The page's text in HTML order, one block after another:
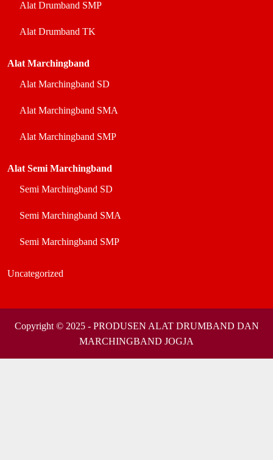
Alat Drumband SMP
Alat Drumband TK
Alat Marchingband
Alat Marchingband SD
Alat Marchingband SMA
Alat Marchingband SMP
Alat Semi Marchingband
Semi Marchingband SD
Semi Marchingband SMA
Semi Marchingband SMP
Uncategorized
Copyright © 2025 - PRODUSEN ALAT DRUMBAND DAN
MARCHINGBAND JOGJA